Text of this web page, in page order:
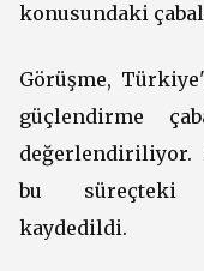
konusundaki
Görüşme,
güçlendirme
değerlendiriliyor.
bu süreçteki
kaydedildi.